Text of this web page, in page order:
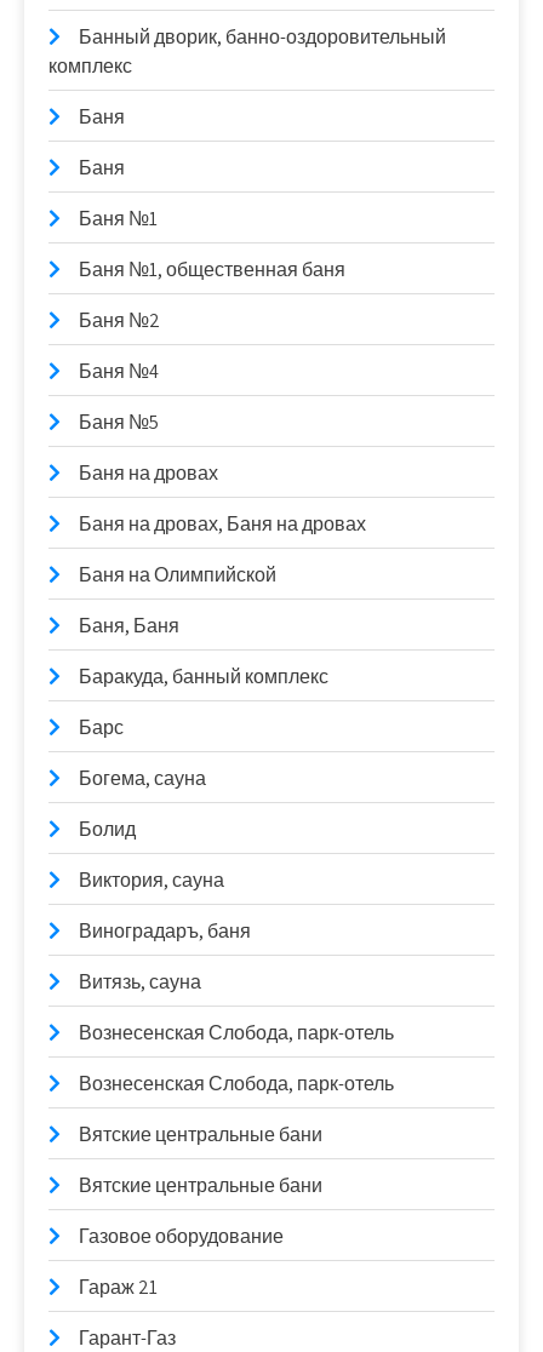
Банный дворик, банно-оздоровительный
комплекс
Баня
Баня
Баня №1
Баня №1, общественная баня
Баня №2
Баня №4
Баня №5
Баня на дровах
Баня на дровах, Баня на дровах
Баня на Олимпийской
Баня, Баня
Баракуда, банный комплекс
Барс
Богема, сауна
Болид
Виктория, сауна
Виноградаръ, баня
Витязь, сауна
Вознесенская Слобода, парк-отель
Вознесенская Слобода, парк-отель
Вятские центральные бани
Вятские центральные бани
Газовое оборудование
Гараж 21
Гарант-Газ